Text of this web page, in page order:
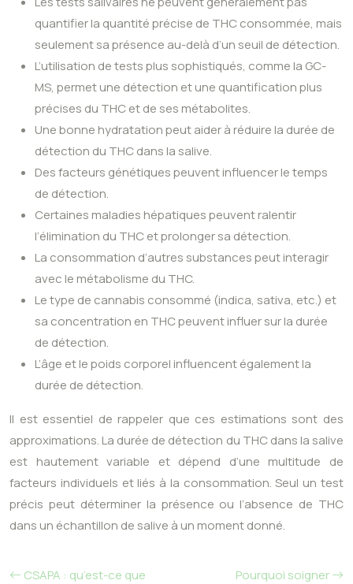
quantifier la quantité précise de THC consommée, mais
seulement sa présence au-delà d’un seuil de détection.
L’utilisation de tests plus sophistiqués, comme la GC-
MS, permet une détection et une quantification plus
précises du THC et de ses métabolites.
Une bonne hydratation peut aider à réduire la durée de
détection du THC dans la salive.
Des facteurs génétiques peuvent influencer le temps
de détection.
Certaines maladies hépatiques peuvent ralentir
l’élimination du THC et prolonger sa détection.
La consommation d’autres substances peut interagir
avec le métabolisme du THC.
Le type de cannabis consommé (indica, sativa, etc.) et
sa concentration en THC peuvent influer sur la durée
de détection.
L’âge et le poids corporel influencent également la
durée de détection.
Il est essentiel de rappeler que ces estimations sont des
approximations. La durée de détection du THC dans la salive
est hautement variable et dépend d’une multitude de
facteurs individuels et liés à la consommation. Seul un test
précis peut déterminer la présence ou l’absence de THC
dans un échantillon de salive à un moment donné.
CSAPA : qu’est-ce que
Pourquoi soigner